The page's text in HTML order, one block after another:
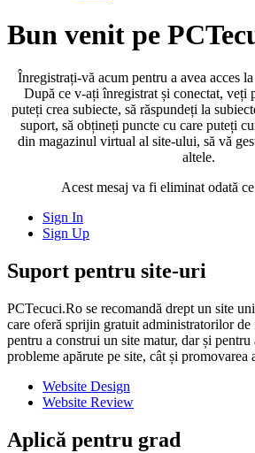
Bun venit pe
Înregistrați-vă acum pentru a avea acces
După ce v-ați înregistrat și conectat, veți
puteți crea subiecte, să răspundeți la
suport, să obțineți puncte cu care puteți
din magazinul virtual al site-ului, să vă
altele.
Acest mesaj va fi eliminat odată
Sign In
Sign Up
Suport pentru site-uri
PCTecuci.Ro se recomandă drept un site
care oferă sprijin gratuit administratorilor
pentru a construi un site matur, dar și pentru
probleme apărute pe site, cât și promovarea
Website Design
Website Review
Aplică pentru grad